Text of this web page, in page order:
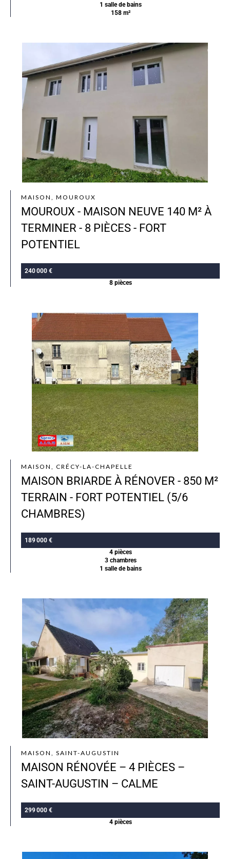
1 salle de bains
158 m²
MAISON, MOUROUX
MOUROUX - MAISON NEUVE 140 M² À
TERMINER - 8 PIÈCES - FORT
POTENTIEL
240 000 €
8 pièces
MAISON, CRÉCY-LA-CHAPELLE
MAISON BRIARDE À RÉNOVER - 850 M²
TERRAIN - FORT POTENTIEL (5/6
CHAMBRES)
189 000 €
4 pièces
3 chambres
1 salle de bains
MAISON, SAINT-AUGUSTIN
MAISON RÉNOVÉE – 4 PIÈCES –
SAINT-AUGUSTIN – CALME
299 000 €
4 pièces